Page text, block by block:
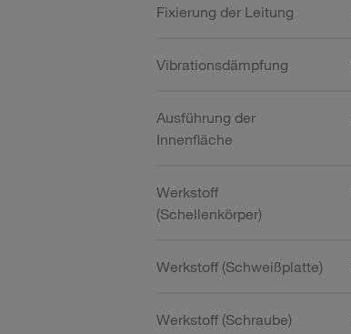
Fixierung der Leitung
Vibrationsdämpfung
Ausführung der
Innenfläche
Werkstoff
(Schellenkörper)
Werkstoff (Schweißplatte)
Werkstoff (Schraube)